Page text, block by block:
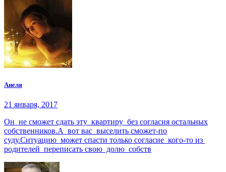
Анеля
21 января, 2017
Он не сможет сдать эту квартиру без согласия остальных
собственников.А вот вас выселить сможет-по
суду.Ситуацию может спасти только согласие кого-то из
родителей переписать свою долю собств